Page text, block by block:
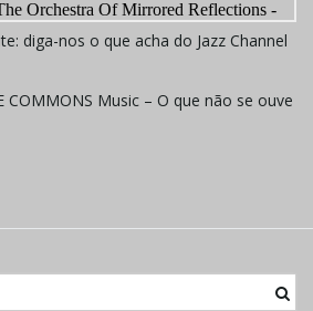
diga-nos o que acha do Jazz Channel
COMMONS Music – O que não se ouve